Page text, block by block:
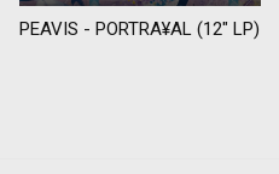
PEAVIS - PORTRA¥AL (12" LP)